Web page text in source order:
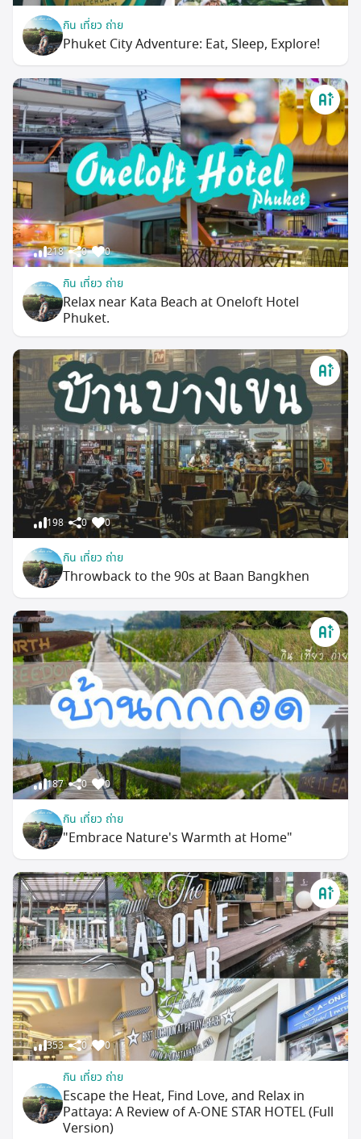
กิน เที่ยว ถ่าย
Phuket City Adventure: Eat, Sleep, Explore!
218 0 0
กิน เที่ยว ถ่าย
Relax near Kata Beach at Oneloft Hotel
Phuket.
198 0 0
กิน เที่ยว ถ่าย
Throwback to the 90s at Baan Bangkhen
187 0 0
กิน เที่ยว ถ่าย
"Embrace Nature's Warmth at Home"
353 0 0
กิน เที่ยว ถ่าย
Escape the Heat, Find Love, and Relax in
Pattaya: A Review of A-ONE STAR HOTEL (Full
Version)